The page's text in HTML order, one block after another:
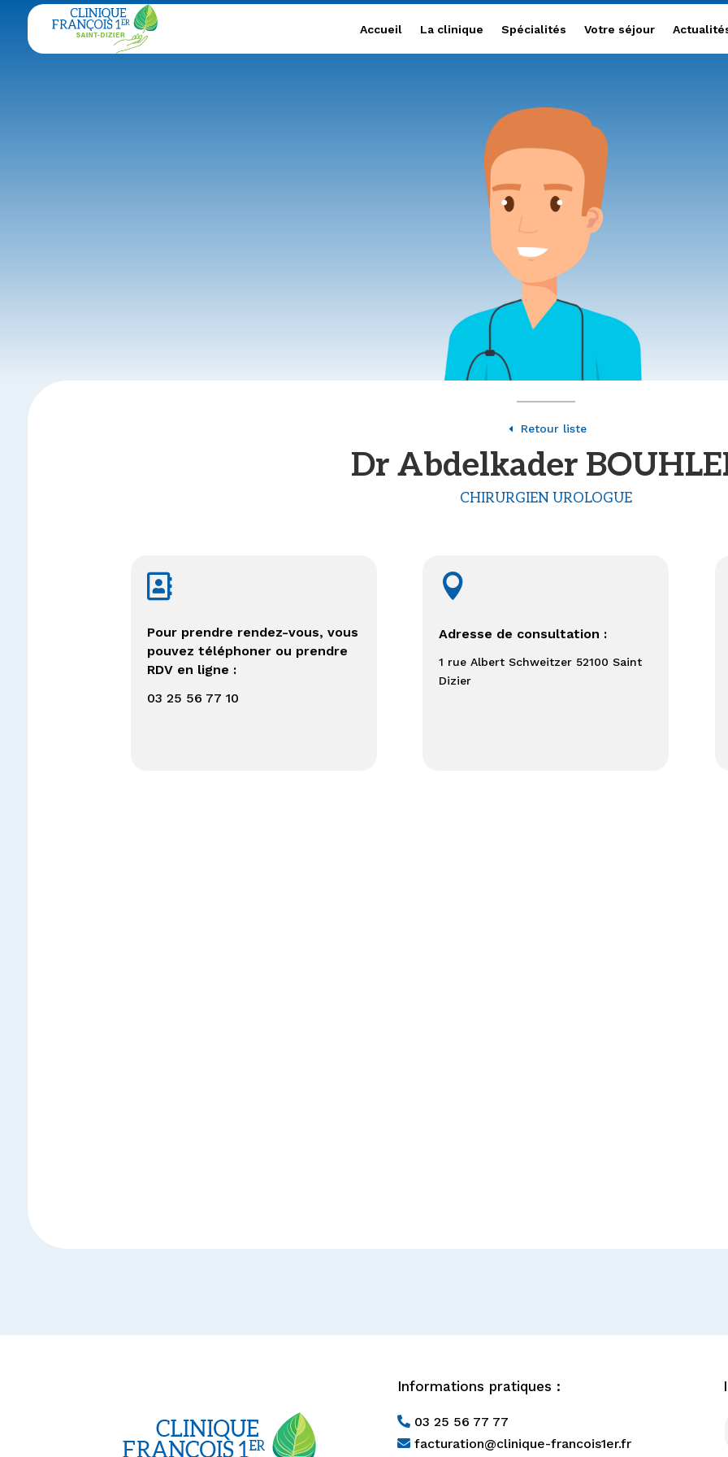
Accueil La clinique Spécialités Votre séjour
Spécialités
D Retour liste
Dr Abdelkader
CHIRURGIEN UROLOGUE

Pour prendre rendez-vous, vous
pouvez téléphoner ou prendre
RDV en ligne :
03 25 56 77 10

Adresse de consultation :
1 rue Albert Schweitzer 52100 Saint
Dizier
Informations pratiques :
 03 25 56 77 77
 facturation@clinique-francois1er.fr